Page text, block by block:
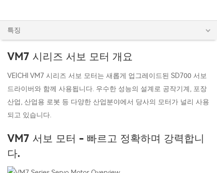
특징
VM7 시리즈 서보 모터 개요
VEICHI VM7 시리즈 서보 모터는 새롭게 업그레이드된 SD700 서보
드라이버와 함께 사용됩니다. 우수한 성능의 설계로 공작기계, 포장
산업, 산업용 로봇 등 다양한 산업분야에서 당사의 모터가 널리 사용
되고 있습니다.
VM7 서보 모터 - 빠르고 정확하며 강력합니
다.